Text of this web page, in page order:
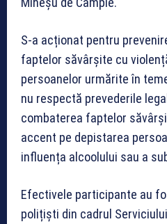
S-a acționat pentru
faptelor săvârșite cu
persoanelor urmărite în
nu respectă prevederile
combaterea faptelor
accent pe depistarea
influența alcoolului sau a
Efectivele participante au
polițiști din cadrul